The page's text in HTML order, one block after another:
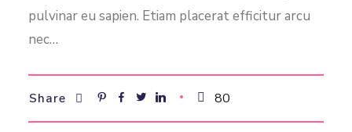
pulvinar eu sapien. Etiam placerat efficitur arcu
nec…
Share 80